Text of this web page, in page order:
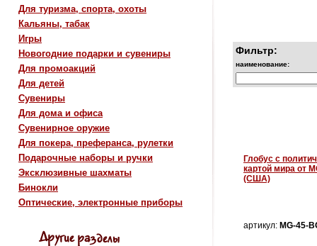
Для туризма, спорта, охоты
Кальяны, табак
Игры
Новогодние подарки и сувениры
Для промоакций
Для детей
Сувениры
Для дома и офиса
Сувенирное оружие
Для покера, преферанса, рулетки
Подарочные наборы и ручки
Эксклюзивные шахматы
Бинокли
Оптические, электронные приборы
Фильтр:
наименование:
Глобус с
картой мира от
(США)
артикул: MG-45-